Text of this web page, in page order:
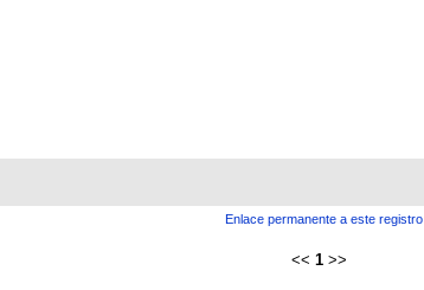
Enlace permanente a este registro
<< 1 >>